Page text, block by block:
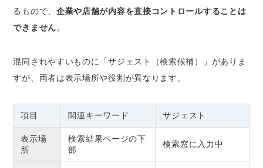
るもので、 企業や店舗が内容を直接コントロールすることは
できません。
混同されやすいものに「サジェスト（検索候補）」がありま
すが、両者は表示場所や役割が異なります。
項目 関連キーワード サジェスト
表示場
所
検索結果ページの下
部
検索窓に入力中